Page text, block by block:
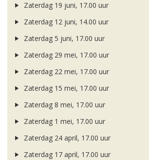
Zaterdag 19 juni, 17.00 uur
Zaterdag 12 juni, 14.00 uur
Zaterdag 5 juni, 17.00 uur
Zaterdag 29 mei, 17.00 uur
Zaterdag 22 mei, 17.00 uur
Zaterdag 15 mei, 17.00 uur
Zaterdag 8 mei, 17.00 uur
Zaterdag 1 mei, 17.00 uur
Zaterdag 24 april, 17.00 uur
Zaterdag 17 april, 17.00 uur